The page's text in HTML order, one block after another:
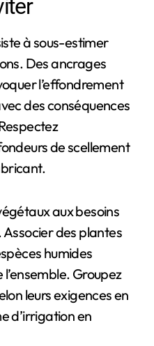
à sous-estimer
Des ancrages
l’effondrement
des conséquences
de scellement
aux besoins
des plantes
humides
Groupez
leurs exigences en
d’irrigation en